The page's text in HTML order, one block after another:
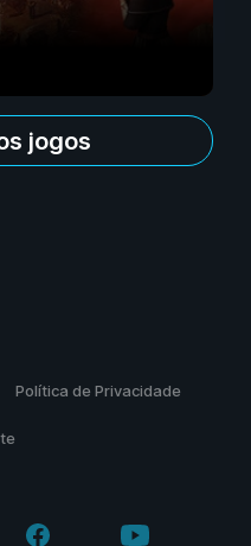
jogos
Política de Privacidade